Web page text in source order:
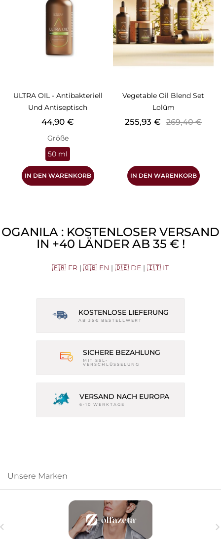
ULTRA OIL - Antibakteriell
Und Antiseptisch
Preis
44,90 €
Größe
50 ml
IN DEN WARENKORB
Vegetable Oil Blend Set
Lolûm
Preis
255,93 € Verkaufspreis
269,40 €
IN DEN WARENKORB
OGANILA : KOSTENLOSER VERSAND
IN +40 LÄNDER AB 35 € !
🇫🇷 FR | 🇬🇧 EN | 🇩🇪 DE | 🇮🇹 IT
KOSTENLOSE LIEFERUNG
AB 35€ BESTELLWERT
SICHERE BEZAHLUNG
MIT SSL-
VERSCHLÜSSELUNG
VERSAND NACH EUROPA
6-10 WERKTAGE
Unsere Marken